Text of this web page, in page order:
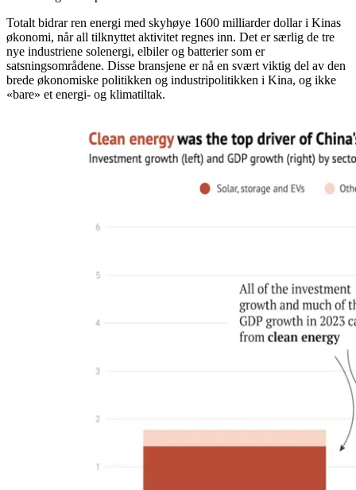
Totalt bidrar ren energi med skyhøye 1600 milliarder dollar i Kinas
økonomi, når all tilknyttet aktivitet regnes inn. Det er særlig de tre
nye industriene solenergi, elbiler og batterier som er
satsningsområdene. Disse bransjene er nå en svært viktig del av den
brede økonomiske politikken og industripolitikken i Kina, og ikke
«bare» et energi- og klimatiltak.